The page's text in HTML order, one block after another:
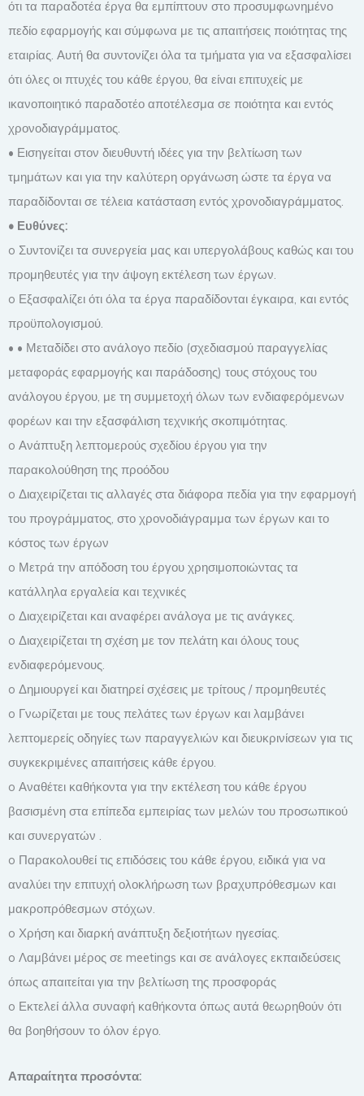
ότι τα παραδοτέα έργα θα εμπίπτουν στο προσυμφωνημένο
πεδίο εφαρμογής και σύμφωνα με τις απαιτήσεις ποιότητας της
εταιρίας. Αυτή θα συντονίζει όλα τα τμήματα για να εξασφαλίσει
ότι όλες οι πτυχές του κάθε έργου, θα είναι επιτυχείς με
ικανοποιητικό παραδοτέο αποτέλεσμα σε ποιότητα και εντός
χρονοδιαγράμματος.
• Εισηγείται στον διευθυντή ιδέες για την βελτίωση των
τμημάτων και για την καλύτερη οργάνωση ώστε τα έργα να
παραδίδονται σε τέλεια κατάσταση εντός χρονοδιαγράμματος.
• Ευθύνες:
o Συντονίζει τα συνεργεία μας και υπεργολάβους καθώς και του
προμηθευτές για την άψογη εκτέλεση των έργων.
o Εξασφαλίζει ότι όλα τα έργα παραδίδονται έγκαιρα, και εντός
προϋπολογισμού.
• • Μεταδίδει στο ανάλογο πεδίο (σχεδιασμού παραγγελίας
μεταφοράς εφαρμογής και παράδοσης) τους στόχους του
ανάλογου έργου, με τη συμμετοχή όλων των ενδιαφερόμενων
φορέων και την εξασφάλιση τεχνικής σκοπιμότητας.
o Ανάπτυξη λεπτομερούς σχεδίου έργου για την
παρακολούθηση της προόδου
o Διαχειρίζεται τις αλλαγές στα διάφορα πεδία για την εφαρμογή
του προγράμματος, στο χρονοδιάγραμμα των έργων και το
κόστος των έργων
o Μετρά την απόδοση του έργου χρησιμοποιώντας τα
κατάλληλα εργαλεία και τεχνικές
o Διαχειρίζεται και αναφέρει ανάλογα με τις ανάγκες.
o Διαχειρίζεται τη σχέση με τον πελάτη και όλους τους
ενδιαφερόμενους.
o Δημιουργεί και διατηρεί σχέσεις με τρίτους / προμηθευτές
o Γνωρίζεται με τους πελάτες των έργων και λαμβάνει
λεπτομερείς οδηγίες των παραγγελιών και διευκρινίσεων για τις
συγκεκριμένες απαιτήσεις κάθε έργου.
o Αναθέτει καθήκοντα για την εκτέλεση του κάθε έργου
βασισμένη στα επίπεδα εμπειρίας των μελών του προσωπικού
και συνεργατών .
o Παρακολουθεί τις επιδόσεις του κάθε έργου, ειδικά για να
αναλύει την επιτυχή ολοκλήρωση των βραχυπρόθεσμων και
μακροπρόθεσμων στόχων.
o Χρήση και διαρκή ανάπτυξη δεξιοτήτων ηγεσίας.
o Λαμβάνει μέρος σε meetings και σε ανάλογες εκπαιδεύσεις
όπως απαιτείται για την βελτίωση της προσφοράς
o Εκτελεί άλλα συναφή καθήκοντα όπως αυτά θεωρηθούν ότι
θα βοηθήσουν το όλον έργο.
Απαραίτητα προσόντα: